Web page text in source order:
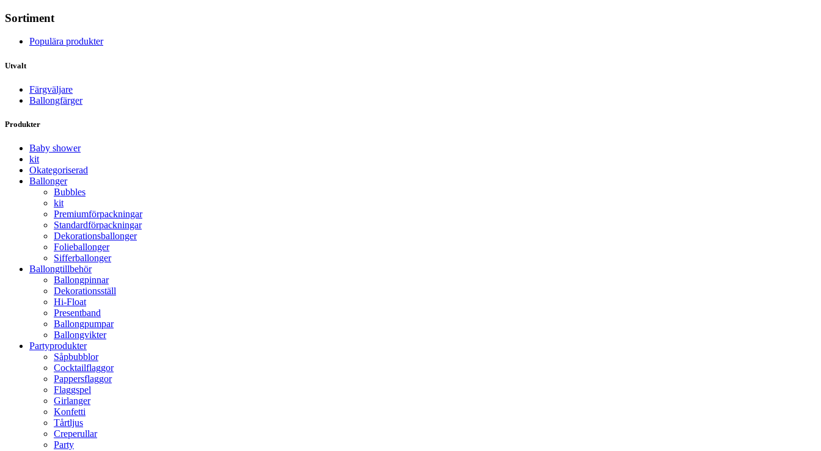
Sortiment
Populära produkter
Utvalt
Färgväljare
Ballongfärger
Produkter
Baby shower
kit
Okategoriserad
Ballonger
Bubbles
kit
Premium­förpackningar
Standard­­förpackningar
Dekorations­ballonger
Folie­­­ballonger
Siffer­­ballonger
Ballong­tillbehör
Ballongpinnar
Dekorationsställ
Hi-Float
Presentband
Ballongpumpar
Ballong­vikter
Party­­produkter
Såpbubblor
Cocktail­flaggor
Pappers­flaggor
Flaggspel
Girlanger
Konfetti
Tårtljus
Creperullar
Party